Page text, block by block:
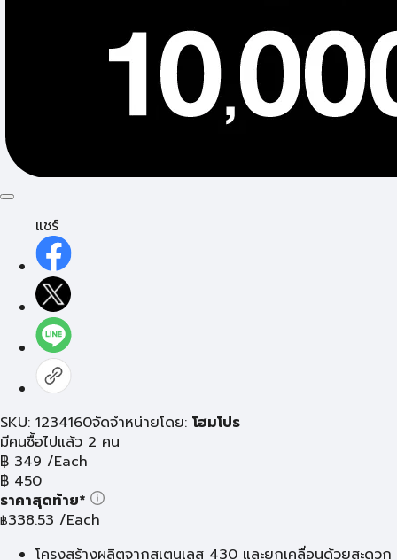
แชร์
SKU: 1234160จัดจำหน่ายโดย: โฮมโปร
มีคนซื้อไปแล้ว 2 คน
฿ 349 /Each
฿ 450
ราคาสุดท้าย*
฿338.53 /Each
โครงสร้างผลิตจากสเตนเลส 430 และยกเคลื่อนด้วยสะดวก